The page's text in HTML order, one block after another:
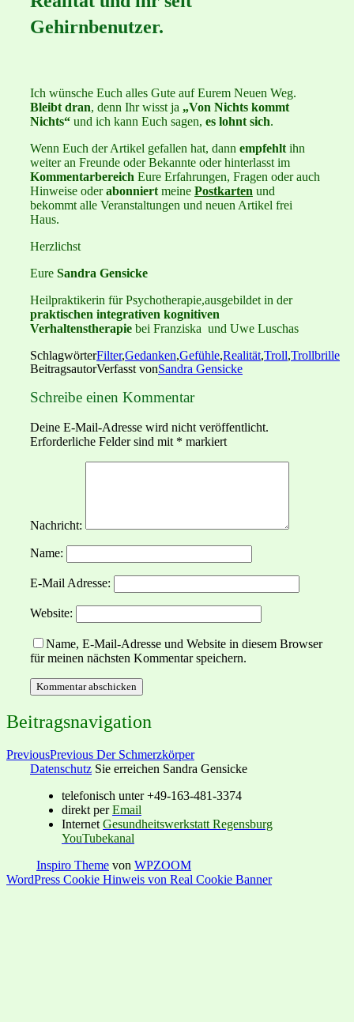
Gehirnbenutzer.
Ich wünsche Euch alles Gute auf Eurem Neuen Weg.
Bleibt dran, denn Ihr wisst ja „Von Nichts kommt
Nichts“ und ich kann Euch sagen, es lohnt sich.
Wenn Euch der Artikel gefallen hat, dann empfehlt ihn
weiter an Freunde oder Bekannte oder hinterlasst im
Kommentarbereich Eure Erfahrungen, Fragen oder auch
Hinweise oderabonniert meine Postkarten und
bekommt alle Veranstaltungen und neuen Artikel frei
Haus.
Herzlichst
Eure Sandra Gensicke
Heilpraktikerin für Psychotherapie,ausgebildet in der
praktischen integrativen kognitiven
Verhaltenstherapie bei Franziska und Uwe Luschas
SchlagwörterFilter,Gedanken,Gefühle,Realität,Troll,Trollbrille
BeitragsautorVerfasst vonSandra Gensicke
Schreibe einen Kommentar
Deine E-Mail-Adresse wird nicht veröffentlicht.
Erforderliche Felder sind mit * markiert
Nachricht:
Name:
E-Mail Adresse:
Website:
Name, E-Mail-Adresse und Website in diesem Browser
für meinen nächsten Kommentar speichern.
Beitragsnavigation
PreviousPrevious Der Schmerzkörper
Datenschutz Sie erreichen Sandra Gensicke
telefonisch unter +49-163-481-3374
direkt perEmail
Internet Gesundheitswerkstatt Regensburg
YouTubekanal
Inspiro Theme von WPZOOM
WordPress Cookie Hinweis von Real Cookie Banner